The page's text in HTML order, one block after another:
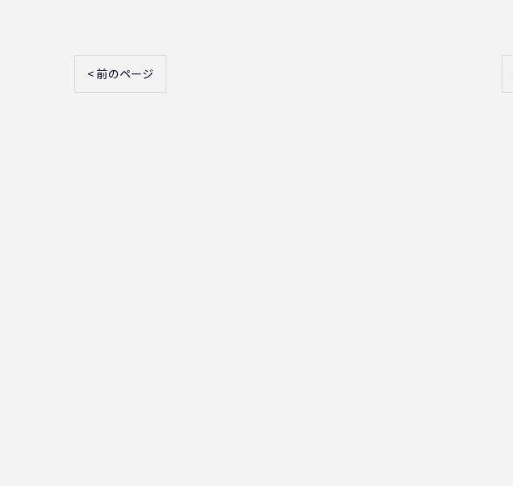
< 前のページ